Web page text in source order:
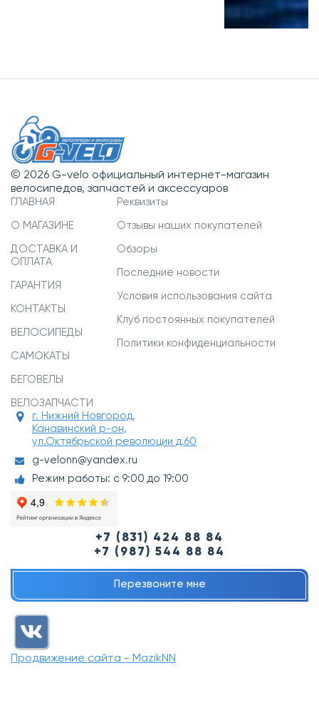
© 2026 G-velo официальный интернет-магазин
велосипедов, запчастей и аксессуаров
ГЛАВНАЯ
О МАГАЗИНЕ
ДОСТАВКА И
ОПЛАТА
ГАРАНТИЯ
КОНТАКТЫ
ВЕЛОСИПЕДЫ
САМОКАТЫ
БЕГОВЕЛЫ
ВЕЛОЗАПЧАСТИ
Реквизиты
Отзывы наших покупателей
Обзоры
Последние новости
Условия использования сайта
Клуб постоянных покупателей
Политики конфиденциальности
г. Нижний Новгород,
Канавинский р-он,
ул.Октябрьской революции д.60
g-velonn@yandex.ru
Режим работы: с 9:00 до 19:00
+7 (831) 424 88 84
+7 (987) 544 88 84
Перезвоните мне
Продвижение сайта - MazikNN